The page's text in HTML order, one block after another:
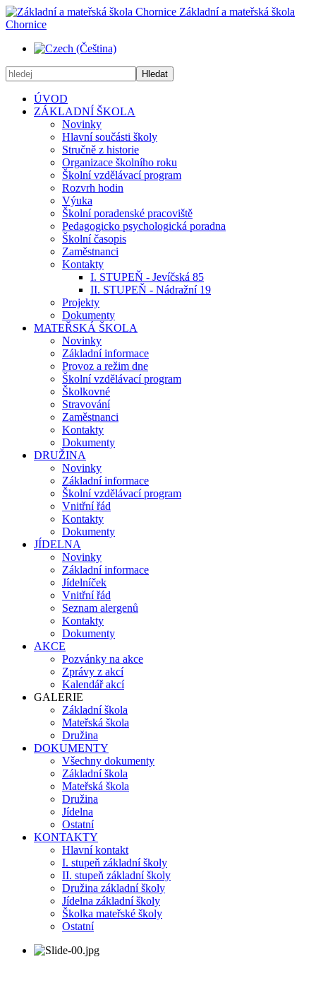
Základní a mateřská škola
Chornice
Hledat
ÚVOD
ZÁKLADNÍ ŠKOLA
Novinky
Hlavní součásti školy
Stručně z historie
Organizace školního roku
Školní vzdělávací program
Rozvrh hodin
Výuka
Školní poradenské pracoviště
Pedagogicko psychologická poradna
Školní časopis
Zaměstnanci
Kontakty
I. STUPEŇ - Jevíčská 85
II. STUPEŇ - Nádražní 19
Projekty
Dokumenty
MATEŘSKÁ ŠKOLA
Novinky
Základní informace
Provoz a režim dne
Školní vzdělávací program
Školkovné
Stravování
Zaměstnanci
Kontakty
Dokumenty
DRUŽINA
Novinky
Základní informace
Školní vzdělávací program
Vnitřní řád
Kontakty
Dokumenty
JÍDELNA
Novinky
Základní informace
Jídelníček
Vnitřní řád
Seznam alergenů
Kontakty
Dokumenty
AKCE
Pozvánky na akce
Zprávy z akcí
Kalendář akcí
GALERIE
Základní škola
Mateřská škola
Družina
DOKUMENTY
Všechny dokumenty
Základní škola
Mateřská škola
Družina
Jídelna
Ostatní
KONTAKTY
Hlavní kontakt
I. stupeň základní školy
II. stupeň základní školy
Družina základní školy
Jídelna základní školy
Školka mateřské školy
Ostatní